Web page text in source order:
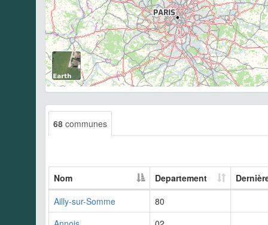
68 communes
Nom Departement
Ailly-sur-Somme
80